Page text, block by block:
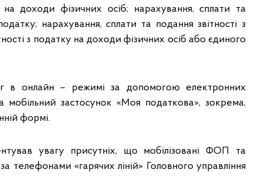
на доходи фізичних осіб; нарахування, сплати та
нарахування, сплати та подання звітності з
з податку на доходи фізичних осіб або єдиного
в онлайн – режимі за допомогою електронних
мобільний застосунок «Моя податкова», зокрема,
формі.
увагу присутніх, що мобілізовані ФОП та
телефонами «гарячих ліній» Головного управління